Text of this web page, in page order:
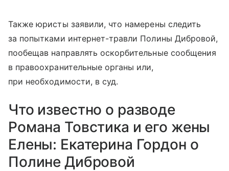
Также юристы заявили, что намерены следить
за попытками интернет-травли Полины Дибровой,
пообещав направлять оскорбительные сообщения
в правоохранительные органы или,
при необходимости, в суд.
Что известно о разводе
Романа Товстика и его жены
Елены: Екатерина Гордон о
Полине Дибровой